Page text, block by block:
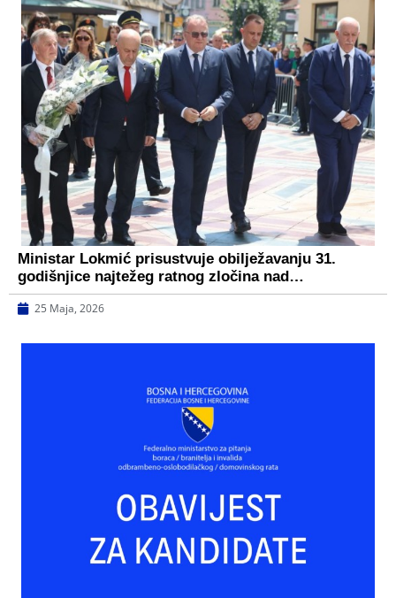
Ministar Lokmić prisustvuje obilježavanju 31.
godišnjice najtežeg ratnog zločina nad…
25 Maja, 2026